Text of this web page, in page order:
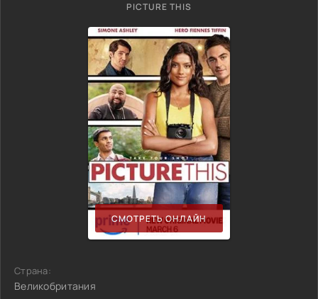
PICTURE THIS
СМОТРЕТЬ ОНЛАЙН
Страна:
Великобритания